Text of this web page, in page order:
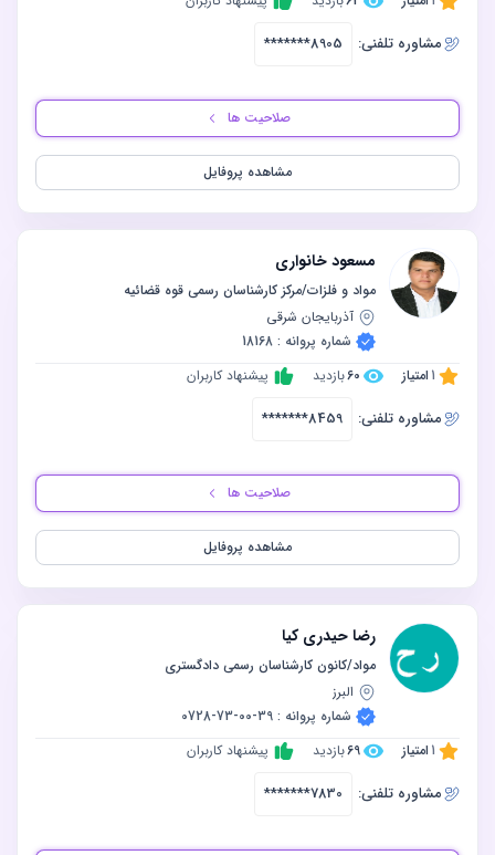
مشاوره‌ تلفنی: *******8905
صلاحیت ها
مشاهده پروفایل
مسعود خانواری
‫مواد و فلزات/مرکز کارشناسان رسمی قوه قضائیه
آذربایجان شرقی
شماره پروانه : 18168
1 امتیاز 60بازدید پیشنهاد کاربران
مشاوره‌ تلفنی: *******8459
صلاحیت ها
مشاهده پروفایل
رضا حیدری کیا
مواد/کانون کارشناسان رسمی دادگستری
البرز
شماره پروانه : 39-00-73-0728
1 امتیاز 69بازدید پیشنهاد کاربران
مشاوره‌ تلفنی: *******7830